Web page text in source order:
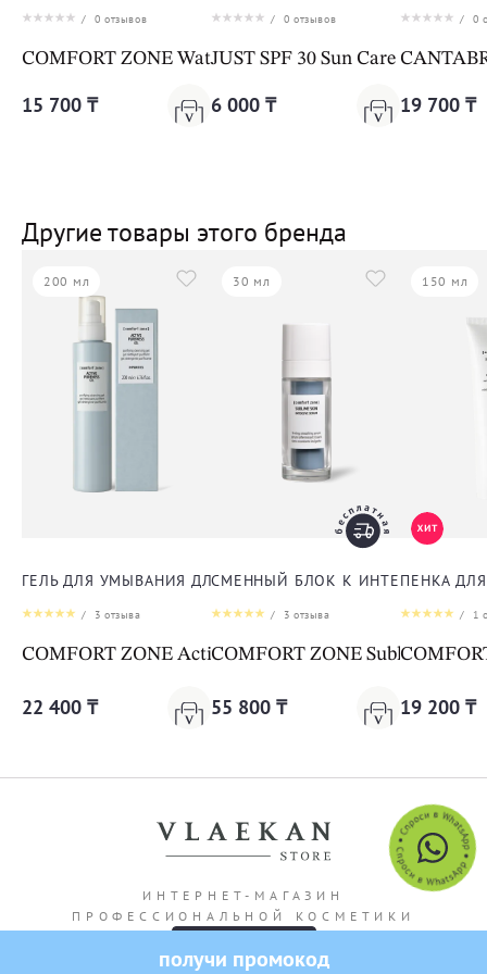
/ 0 отзывов
COMFORT ZONE Water Soul Aftersun Aloe Gel
15 700 ₸
/ 0 отзывов
JUST SPF 30 Sun Care Cream
6 000 ₸
/ 0
19 700 ₸
Другие товары этого бренда
200 мл
ГЕЛЬ ДЛЯ УМЫВАНИЯ ДЛЯ ЛИЦА
/ 3 отзыва
COMFORT ZONE Active Pureness Gel
22 400 ₸
30 мл
СМЕННЫЙ БЛОК К ИНТЕНСИВНОЙ
/ 3 отзыва
COMFORT ZONE Sublime Skin
55 800 ₸
150 мл
ПЕНКА
/ 1
19 200 ₸
ИНТЕРНЕТ-МАГАЗИН
ПРОФЕССИОНАЛЬНОЙ КОСМЕТИКИ
получи промокод